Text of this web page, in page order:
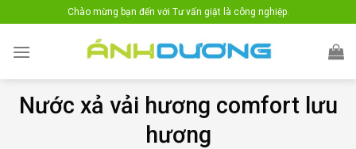
to
content
Chào mừng bạn đến với Tư vấn giặt là công nghiệp.
Nước xả vải hương comfort lưu
hương